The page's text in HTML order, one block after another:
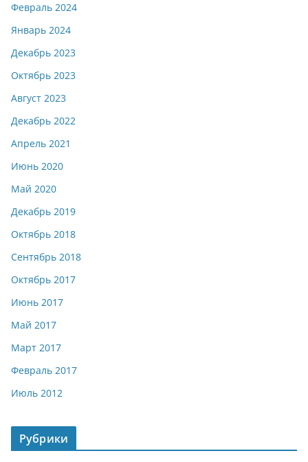
Февраль 2024
Январь 2024
Декабрь 2023
Октябрь 2023
Август 2023
Декабрь 2022
Апрель 2021
Июнь 2020
Май 2020
Декабрь 2019
Октябрь 2018
Сентябрь 2018
Октябрь 2017
Июнь 2017
Май 2017
Март 2017
Февраль 2017
Июль 2012
Рубрики